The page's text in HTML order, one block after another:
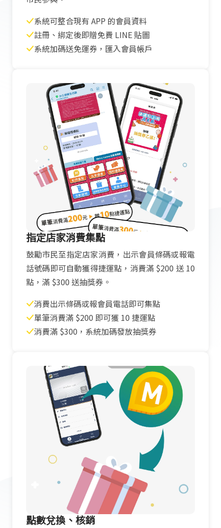
系統可整合現有 APP 的會員資料
註冊、綁定後即贈免費 LINE 貼圖
系統加碼送免運券，匯入會員帳戶
指定店家消費集點
鼓勵市民至指定店家消費，出示會員條碼或報電
話號碼即可自動獲得捷運點，消費滿 $200 送 10
點，滿 $300 送抽獎券。
消費出示條碼或報會員電話即可集點
單筆消費滿 $200 即可獲 10 捷運點
消費滿 $300，系統加碼發放抽獎券
點數兌換、核銷